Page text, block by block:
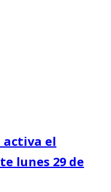
activa el
lunes 29 de